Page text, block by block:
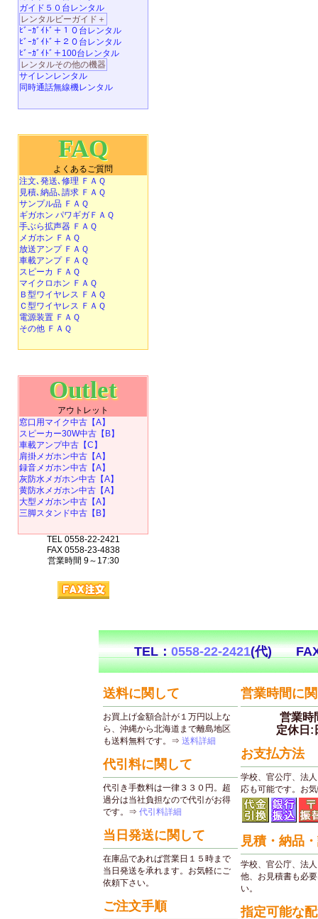
ガイド５０台レンタル
レンタルビーガイド＋
ﾋﾞｰｶﾞｲﾄﾞ＋１０台レンタル
ﾋﾞｰｶﾞｲﾄﾞ＋２０台レンタル
ﾋﾞｰｶﾞｲﾄﾞ＋100台レンタル
レンタルその他の機器
サイレンレンタル
同時通話無線機レンタル
FAQ
よくあるご質問
注文､発送､修理 ＦＡＱ
見積､納品､請求 ＦＡＱ
サンプル品 ＦＡＱ
ギガホン パワギガＦＡＱ
手ぶら拡声器 ＦＡＱ
メガホン ＦＡＱ
放送アンプ ＦＡＱ
車載アンプ ＦＡＱ
スピーカ ＦＡＱ
マイクロホン ＦＡＱ
Ｂ型ワイヤレス ＦＡＱ
Ｃ型ワイヤレス ＦＡＱ
電源装置 ＦＡＱ
その他 ＦＡＱ
Outlet
アウトレット
窓口用マイク中古【A】
スピーカー30W中古【B】
車載アンプ中古【C】
肩掛メガホン中古【A】
録音メガホン中古【A】
灰防水メガホン中古【A】
黄防水メガホン中古【A】
大型メガホン中古【A】
三脚スタンド中古【B】
TEL 0558-22-2421
FAX 0558-23-4838
営業時間 9～17:30